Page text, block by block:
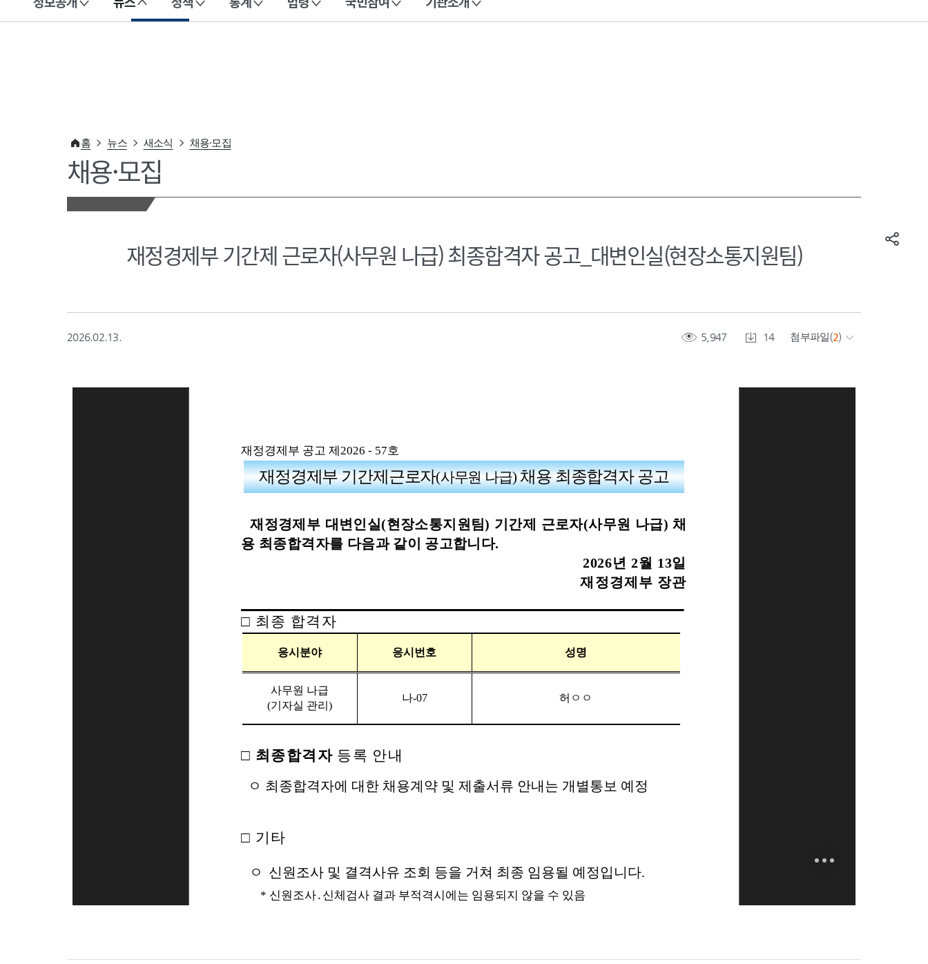
이 누리집은 대한민국 공식 전자정부 누리집입니다.
홈 뉴스 새소식 채용·모집
채용·모집
재정경제부 기간제 근로자(사무원 나급) 최종합격자 공고_대변인실(현장소통지원팀)
2026.02.13. 5,947 14 첨부파일(2)